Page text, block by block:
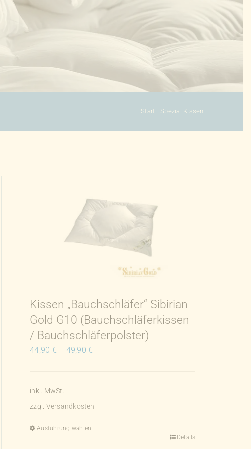
Start - Spezial Kissen
Kissen „Bauchschläfer“ Sibirian
Gold G10 (Bauchschläferkissen
/ Bauchschläferpolster)
44,90 € – 49,90€
inkl. MwSt.
zzgl. Versandkosten
Ausführung wählen
Details